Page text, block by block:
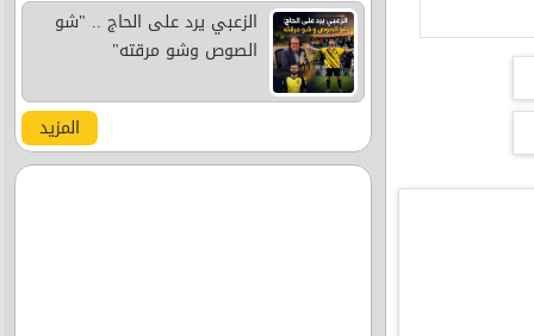
الزعبي يرد على الحاج .. "شو
الصوص وشو مرقته"
المزيد